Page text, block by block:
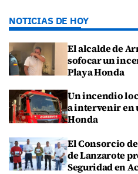
NOTICIAS DE HOY
El alcalde de
sofocar un
Playa Honda
Un incendio
a intervenir en
Honda
El Consorcio
de Lanzarote
Seguridad en